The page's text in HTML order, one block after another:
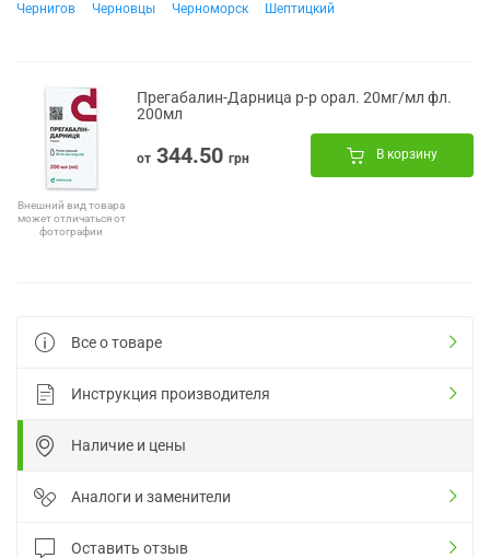
Чернигов
Черновцы Черноморск Шептицкий
Внешний вид товара
может отличаться от
фотографии
Прегабалин-Дарница р-р орал. 20мг/мл фл.
200мл
от 344.50 грн В корзину
Все о товаре
Инструкция производителя
Наличие и цены
Аналоги и заменители
Оставить отзыв